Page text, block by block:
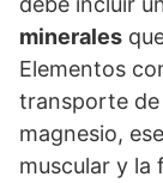
minerales
Elementos
transporte de
magnesio,
muscular y la